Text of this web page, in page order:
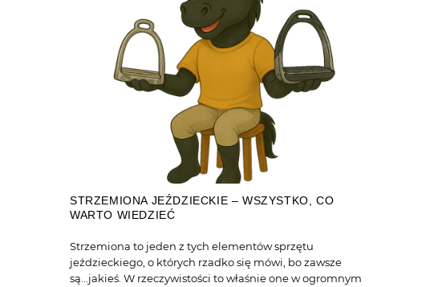
STRZEMIONA JEŹDZIECKIE – WSZYSTKO, CO
WARTO WIEDZIEĆ
Strzemiona to jeden z tych elementów sprzętu
jeździeckiego, o których rzadko się mówi, bo zawsze
są...jakieś. W rzeczywistości to właśnie one w ogromnym